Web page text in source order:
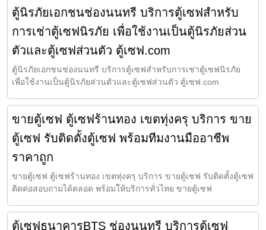
ตู้นิรภัยเอกชนช่องนนทรี บริการตู้เซฟสำหรับ
การเช่าตู้เซฟนิรภัย เพื่อใช้งานเป็นตู้นิรภัยส่วน
ตัวและตู้เซฟส่วนตัว ตู้เซฟ.com
ตู้นิรภัยเอกชนช่องนนทรี บริการตู้เซฟสำหรับการเช่าตู้เซฟนิรภัย
เพื่อใช้งานเป็นตู้นิรภัยส่วนตัวและตู้เซฟส่วนตัว ตู้เซฟ.com
ขายตู้เซฟ ตู้เซฟร้านทอง เขตทุ่งครุ บริการ ขาย
ตู้เซฟ รับติดตั้งตู้เซฟ พร้อมทีมงานมืออาชีพ
ราคาถูก
ขายตู้เซฟ ตู้เซฟร้านทอง เขตทุ่งครุ บริการ ขายตู้เซฟ รับติดตั้งตู้เซฟ
ติดต่อสอบถามได้ตลอด พร้อมให้บริการทั่วไทย ขายตู้เซฟ
ตู้เซฟธนาคารBTS ช่องนนทรี บริการตู้เซฟ